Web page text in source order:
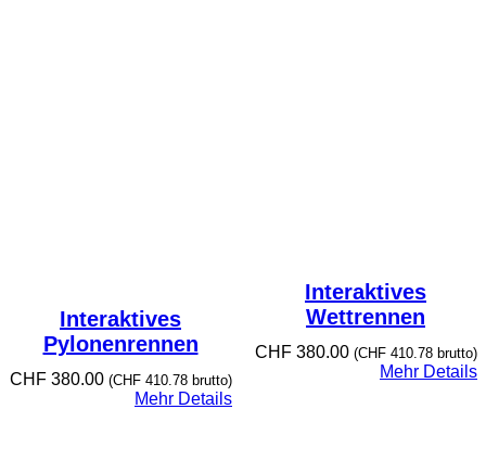
Interaktives
Pylonenrennen
CHF380.00 (CHF410.78brutto)
Mehr Details
Interaktives
Wettrennen
CHF380.00 (CHF410.78brutto)
Mehr Details